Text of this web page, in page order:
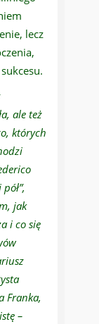
lecz
ale też
których
jak
i co się
Franka,
–